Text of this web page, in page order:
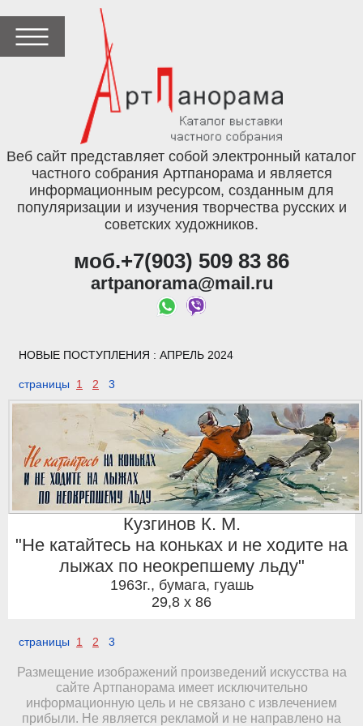
Веб сайт представляет собой электронный каталог
частного собрания Артпанорама и является
информационным ресурсом, созданным для
популяризации и изучения творчества русских и
советских художников.
моб.+7(903) 509 83 86
artpanorama@mail.ru
НОВЫЕ ПОСТУПЛЕНИЯ : АПРЕЛЬ 2024
страницы 1 2 3
Кузгинов К. М.
"Не катайтесь на коньках и не ходите на
лыжах по неокрепшему льду"
1963г., бумага, гуашь
29,8 x 86
страницы 1 2 3
Размещение изображений произведений искусства на
сайте Артпанорама имеет исключительно
информационную цель и не связано с извлечением
прибыли. Не является рекламой и не направлено на